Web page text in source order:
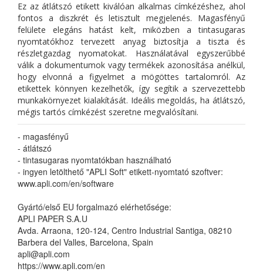
Ez az átlátszó etikett kiválóan alkalmas címkézéshez, ahol
fontos a diszkrét és letisztult megjelenés. Magasfényű
felülete elegáns hatást kelt, miközben a tintasugaras
nyomtatókhoz tervezett anyag biztosítja a tiszta és
részletgazdag nyomatokat. Használatával egyszerűbbé
válik a dokumentumok vagy termékek azonosítása anélkül,
hogy elvonná a figyelmet a mögöttes tartalomról. Az
etikettek könnyen kezelhetők, így segítik a szervezettebb
munkakörnyezet kialakítását. Ideális megoldás, ha átlátszó,
mégis tartós címkézést szeretne megvalósítani.
- magasfényű
- átlátszó
- tintasugaras nyomtatókban használható
- ingyen letölthető "APLI Soft" etikett-nyomtató szoftver:
www.apli.com/en/software
Gyártó/első EU forgalmazó elérhetősége:
APLI PAPER S.A.U
Avda. Arraona, 120-124, Centro Industrial Santiga, 08210
Barbera del Valles, Barcelona, Spain
apli@apli.com
https://www.apli.com/en